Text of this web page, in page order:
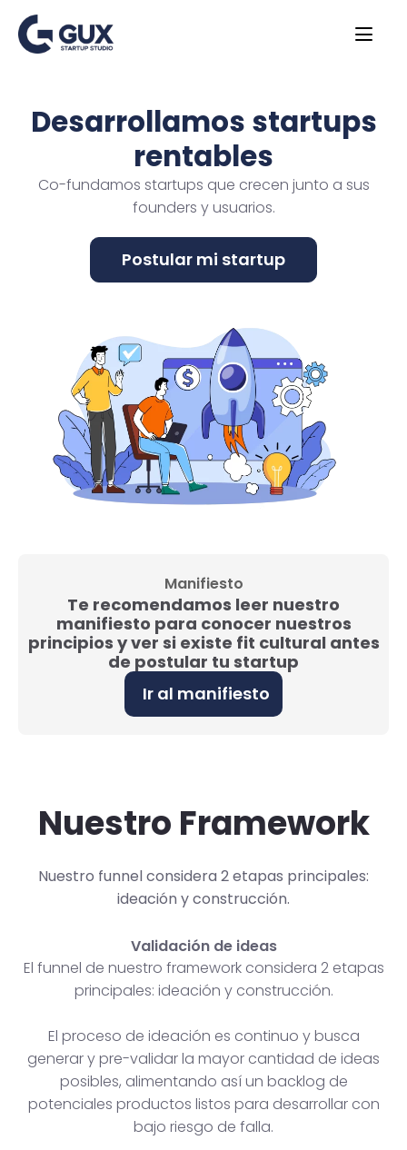
Desarrollamos startups
rentables
Co-fundamos startups que crecen junto a sus
founders y usuarios.
Manifiesto
Te recomendamos leer nuestro
manifiesto para conocer nuestros
principios y ver si existe fit cultural antes
de postular tu startup
Ir al manifiesto
Nuestro Framework
Nuestro funnel considera 2 etapas principales:
ideación y construcción.
Validación de ideas
El funnel de nuestro framework considera 2 etapas
principales: ideación y construcción.
El proceso de ideación es continuo y busca
generar y pre-validar la mayor cantidad de ideas
posibles, alimentando así un backlog de
potenciales productos listos para desarrollar con
bajo riesgo de falla.